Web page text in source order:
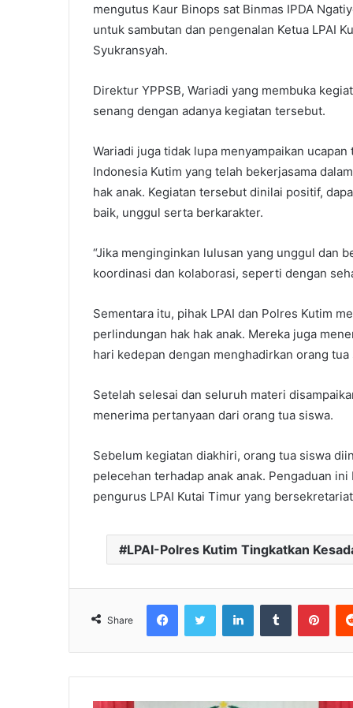
mengutus Kaur Binops sat Binmas IPDA
untuk sambutan dan pengenalan Ketua LPAI
Syukransyah.
Direktur YPPSB, Wariadi yang membuka
senang dengan adanya kegiatan tersebut.
Wariadi juga tidak lupa menyampaikan
Indonesia Kutim yang telah bekerjasama
hak anak. Kegiatan tersebut dinilai positif,
baik, unggul serta berkarakter.
“Jika menginginkan lulusan yang unggul dan
koordinasi dan kolaborasi, seperti dengan
Sementara itu, pihak LPAI dan Polres Kutim
perlindungan hak hak anak. Mereka juga
hari kedepan dengan menghadirkan orang
Setelah selesai dan seluruh materi
menerima pertanyaan dari orang tua siswa.
Sebelum kegiatan diakhiri, orang tua siswa
pelecehan terhadap anak anak. Pengaduan
pengurus LPAI Kutai Timur yang
LPAI-Polres Kutim Tingkatkan
Share